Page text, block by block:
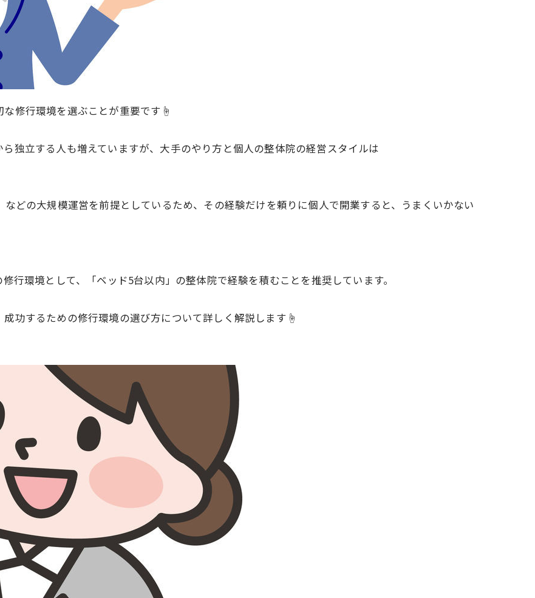
修行環境を選ぶことが重要です☝
独立する人も増えていますが、大手のやり方と個人の整体院の経営スタイルは
どの大規模運営を前提としているため、その経験だけを頼りに個人で開業すると、うまくいかない
行環境として、「ベッド5台以内」の整体院で経験を積むことを推奨しています。
功するための修行環境の選び方について詳しく解説します☝